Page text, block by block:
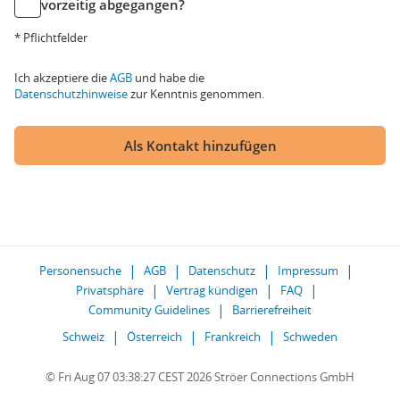
vorzeitig abgegangen?
* Pflichtfelder
Ich akzeptiere dieAGB und habe die
Datenschutzhinweisezur Kenntnis genommen.
Als Kontakt hinzufügen
Personensuche AGB Datenschutz
Impressum
Privatsphäre
Vertrag kündigen
FAQ
Community Guidelines
Barrierefreiheit
Schweiz
Österreich Frankreich Schweden
© Fri Aug 07 03:38:27 CEST 2026 Ströer Connections GmbH